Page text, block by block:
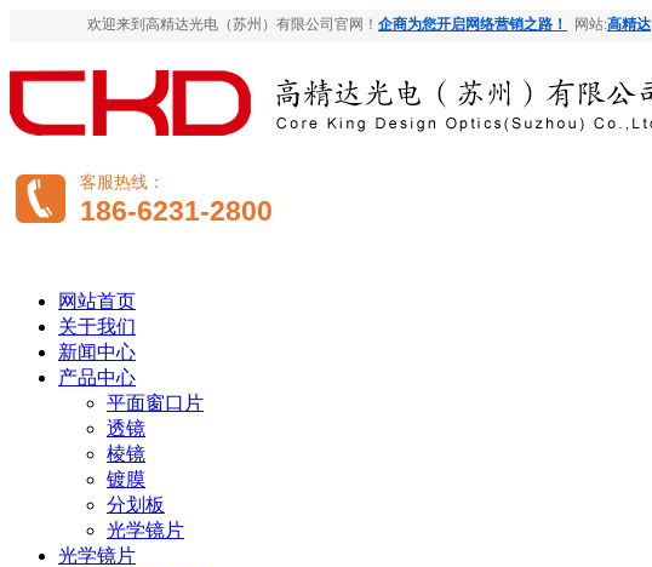
欢迎来到高精达光电（苏州）有限公司官网！ 企商为您开启网络营销之路！ 网站:高精达
客服热线：
186-6231-2800
网站首页
关于我们
新闻中心
产品中心
平面窗口片
透镜
棱镜
镀膜
分划板
光学镜片
光学镜片